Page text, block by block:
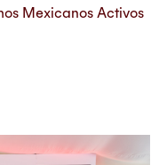
Mexicanos Activos